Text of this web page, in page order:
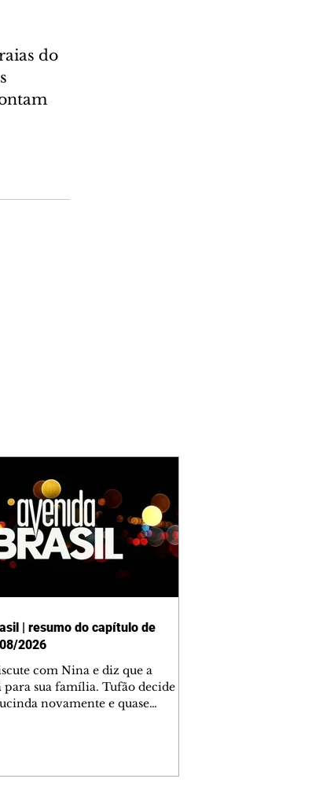
do
| resumo do capítulo de
2026
com Nina e diz que a
para sua família. Tufão decide
novamente e quase